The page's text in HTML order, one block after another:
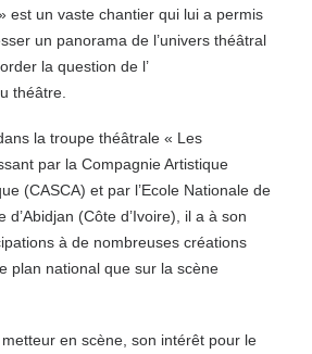
est un vaste chantier qui lui a permis
un panorama de l’univers théâtral
la question de l’
théâtre.
la troupe théâtrale « Les
par la Compagnie Artistique
(CASCA) et par l’Ecole Nationale de
(Côte d’Ivoire), il a à son
à de nombreuses créations
plan national que sur la scène
en scène, son intérêt pour le